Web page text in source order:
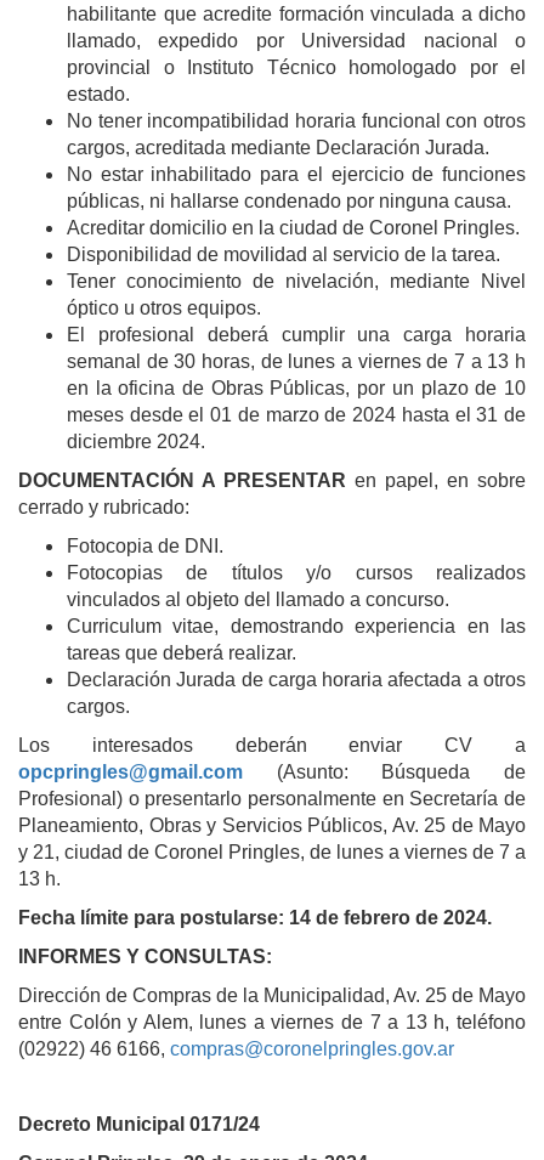
habilitante que acredite formación vinculada a dicho
llamado, expedido por Universidad nacional o
provincial o Instituto Técnico homologado por el
estado.
No tener incompatibilidad horaria funcional con otros
cargos, acreditada mediante Declaración Jurada.
No estar inhabilitado para el ejercicio de funciones
públicas, ni hallarse condenado por ninguna causa.
Acreditar domicilio en la ciudad de Coronel Pringles.
Disponibilidad de movilidad al servicio de la tarea.
Tener conocimiento de nivelación, mediante Nivel
óptico u otros equipos.
El profesional deberá cumplir una carga horaria
semanal de 30 horas, de lunes a viernes de 7 a 13 h
en la oficina de Obras Públicas, por un plazo de 10
meses desde el 01 de marzo de 2024 hasta el 31 de
diciembre 2024.
DOCUMENTACIÓN A PRESENTAR en papel, en sobre
cerrado y rubricado:
Fotocopia de DNI.
Fotocopias de títulos y/o cursos realizados
vinculados al objeto del llamado a concurso.
Curriculum vitae, demostrando experiencia en las
tareas que deberá realizar.
Declaración Jurada de carga horaria afectada a otros
cargos.
Los interesados deberán enviar CV a
opcpringles@gmail.com (Asunto: Búsqueda de
Profesional) o presentarlo personalmente en Secretaría de
Planeamiento, Obras y Servicios Públicos, Av. 25 de Mayo
y 21, ciudad de Coronel Pringles, de lunes a viernes de 7 a
13 h.
Fecha límite para postularse: 14 de febrero de 2024.
INFORMES Y CONSULTAS:
Dirección de Compras de la Municipalidad, Av. 25 de Mayo
entre Colón y Alem, lunes a viernes de 7 a 13 h, teléfono
(02922) 46 6166, compras@coronelpringles.gov.ar
Decreto Municipal 0171/24